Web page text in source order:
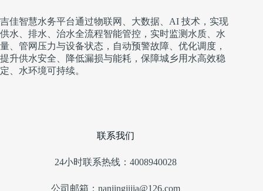
吉佳智慧水务平台通过物联网、大数据、AI 技术，实现
供水、排水、治水全流程智能管控，实时监测水质、水
量、管网压力与设备状态，自动预警故障、优化调度，
提升供水安全、降低漏损与能耗，保障城乡用水高效稳
定、水环境可持续。
联系我们
24小时联系热线：4008940028
公司邮箱：nanjingjijia@126.com